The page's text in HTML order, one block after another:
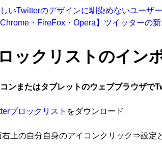
いTwitterのデザインに馴染めないユーザ
Chrome・FireFox・Opera】ツイッターの
ロックリストのイン
ンまたはタブレットのウェブブラウザで
ブロックリスト をダウンロード
上の自分自身のアイコンクリック⇒設定